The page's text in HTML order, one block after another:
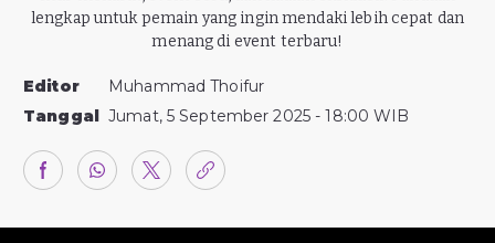
lengkap untuk pemain yang ingin mendaki lebih cepat dan
menang di event terbaru!
Editor
Muhammad Thoifur
Tanggal Jumat, 5 September 2025 - 18:00 WIB